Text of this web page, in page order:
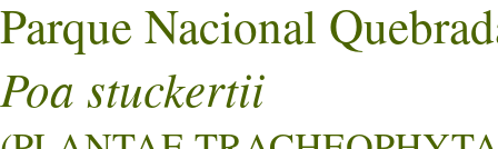
Parque Nacional
Poa stuckertii